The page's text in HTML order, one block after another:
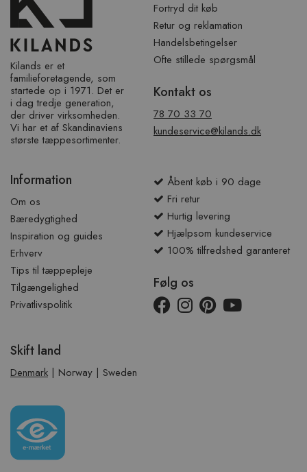
Kilands er et
familieforetagende, som
startede op i 1971. Det er
i dag tredje generation,
der driver virksomheden.
Vi har et af ​​Skandinaviens
største tæppesortimenter.
Fortryd dit køb
Retur og reklamation
Handelsbetingelser
Ofte stillede spørgsmål
Kontakt os
78 70 33 70
kundeservice@kilands.dk
Information
Om os
Bæredygtighed
Inspiration og guides
Erhverv
Tips til tæppepleje
Tilgængelighed
Privatlivspolitik
Åbent køb i 90 dage
Fri retur
Hurtig levering
Hjælpsom kundeservice
100% tilfredshed garanteret
Følg os
Skift land
Denmark | Norway | Sweden